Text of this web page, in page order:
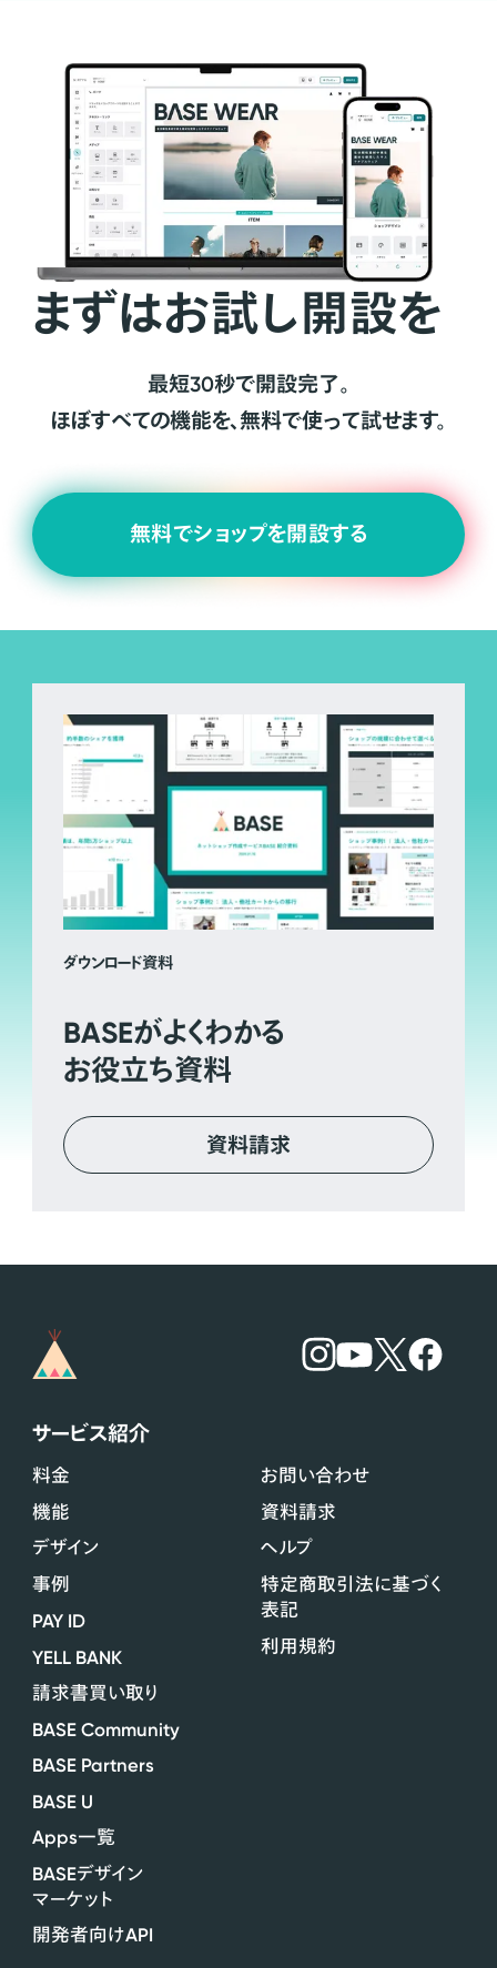
まずはお試し開設を
最短30秒で開設完了。
ほぼすべての機能を、無料で使って試せます。
無料でショップを開設する
ダウンロード資料
BASEがよくわかる
お役立ち資料
資料請求
サービス紹介
料金
機能
デザイン
事例
PAY ID
YELL BANK
請求書買い取り
BASE Community
BASE Partners
BASE U
Apps一覧
BASEデザイン
マーケット
開発者向けAPI
お問い合わせ
資料請求
ヘルプ
特定商取引法に基づく
表記
利用規約